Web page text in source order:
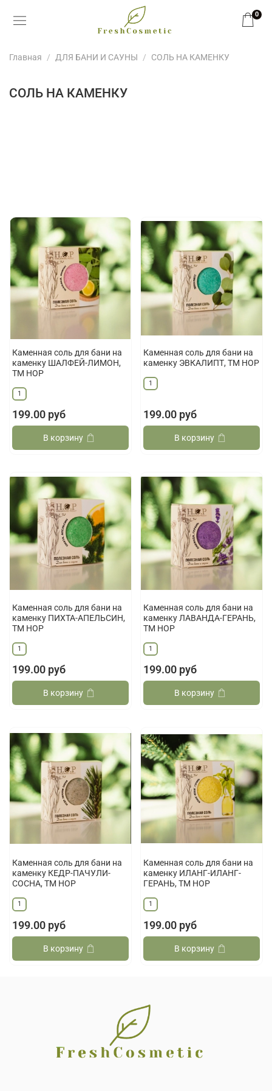
0
Главная ДЛЯ БАНИ И САУНЫ СОЛЬ НА КАМЕНКУ
СОЛЬ НА КАМЕНКУ
Каменная соль для бани на
каменку ШАЛФЕЙ-ЛИМОН,
ТМ НОР
1
199.00 руб
В корзину
Каменная соль для бани на
каменку ЭВКАЛИПТ, ТМ НОР
1
199.00 руб
В корзину
Каменная соль для бани на
каменку ПИХТА-АПЕЛЬСИН,
ТМ НОР
1
199.00 руб
В корзину
Каменная соль для бани на
каменку ЛАВАНДА-ГЕРАНЬ,
ТМ НОР
1
199.00 руб
В корзину
Каменная соль для бани на
каменку КЕДР-ПАЧУЛИ-
СОСНА, ТМ НОР
1
199.00 руб
В корзину
Каменная соль для бани на
каменку ИЛАНГ-ИЛАНГ-
ГЕРАНЬ, ТМ НОР
1
199.00 руб
В корзину